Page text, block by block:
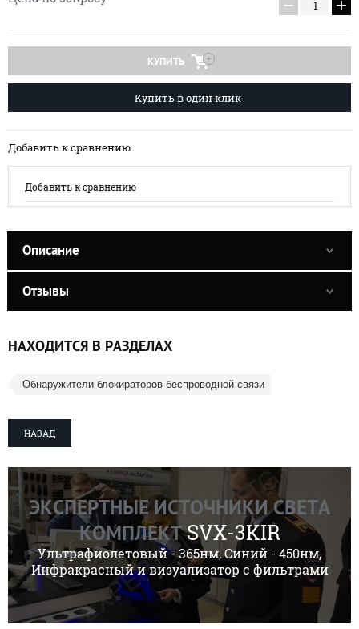
− +
КУПИТЬ
Купить в один клик
Добавить к сравнению
Добавить к сравнению
Описание
Отзывы
НАХОДИТСЯ В РАЗДЕЛАХ
Обнаружители блокираторов беспроводной связи
НАЗАД
ЭКСПЕРТНЫЕ ИСТОЧНИКИ СВЕТА
КОМПЛЕКТSVX-3KIR
Ультрафиолетовый - 365нм, Синий - 450нм,
Инфракрасный и визуализатор с фильтрами